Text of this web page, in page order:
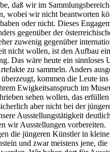
daß wir im
wobei wir nicht beantworten
oder nicht. Dieses
gegenüber der
zuwenig gegenüber
nicht wollen, ist den Aufbau
Das wäre heute ein sinnloses
zu sammeln. Anders
kommen die Leute
Ewigkeitsanspruch im
sehen wollen, das
aber nicht bei der
Ausstellungstätigkeit
wir Ausstellungen vorbereiten.
die jüngeren Künstler in
und zwar meistens jene,